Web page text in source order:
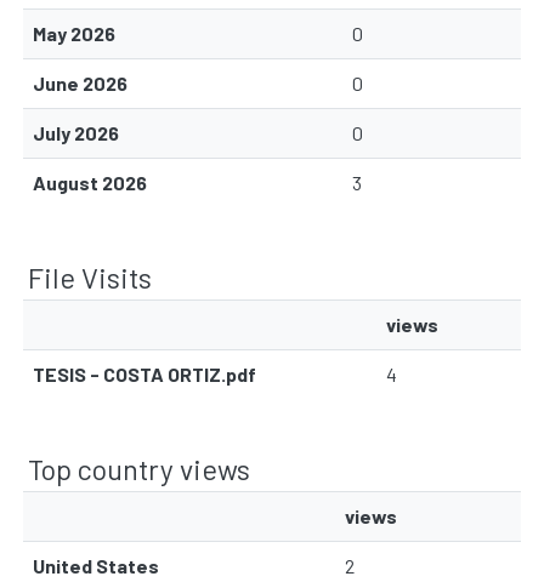
May 2026 0
June 2026 0
July 2026 0
August 2026 3
File Visits
views
TESIS - COSTA ORTIZ.pdf 4
Top country views
views
United States 2